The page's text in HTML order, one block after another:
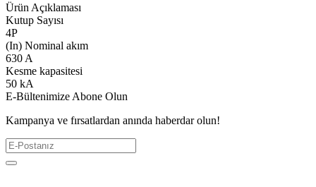
Ürün Açıklaması
Kutup Sayısı
4P
(In) Nominal akım
630 A
Kesme kapasitesi
50 kA
E-Bültenimize Abone Olun
Kampanya ve fırsatlardan anında haberdar olun!